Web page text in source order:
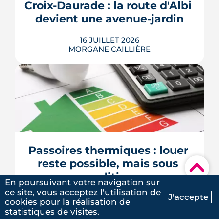
Ma recherche Contactez-nous
▾
au Sénat pourrait assouplir les règles.
Calendrier, sanctions, obliga...
Croix-Daurade : la route d'Albi
devient une avenue-jardin
16 JUILLET 2026
MORGANE CAILLIÈRE
Une cinquantaine d'arbres, 2 600 m²
d'espaces végétalisés et une piste du
Réseau express vélo : la route d'Albi
doit devenir une avenue-jardin. Après
phase d'aménagement a démarré. Le
chantier court jusqu'en juin 2027.
LIRE L'ARTICLE
Passoires thermiques : louer
reste possible, mais sous
conditions
13 JUILLET 2026
MORGANE CAILLIÈRE
En poursuivant votre navigation sur
ce site, vous acceptez l'utilisation de
cookies pour la réalisation de
statistiques de visites.
J'accepte